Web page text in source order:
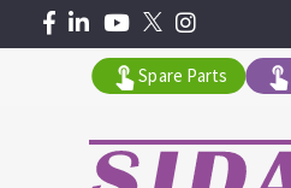
Spare Parts